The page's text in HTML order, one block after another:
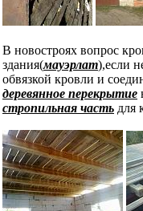
В новостроях вопрос
здания(мауэрлат),если
обвязкой кровли и
деревянное перекрытие
стропильная часть для